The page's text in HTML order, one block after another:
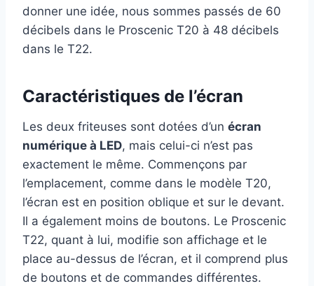
donner une idée, nous sommes passés de 60
décibels dans le Proscenic T20 à 48 décibels
dans le T22.
Caractéristiques de l’écran
Les deux friteuses sont dotées d’un écran
numérique à LED, mais celui-ci n’est pas
exactement le même. Commençons par
l’emplacement, comme dans le modèle T20,
l’écran est en position oblique et sur le devant.
Il a également moins de boutons. Le Proscenic
T22, quant à lui, modifie son affichage et le
place au-dessus de l’écran, et il comprend plus
de boutons et de commandes différentes.